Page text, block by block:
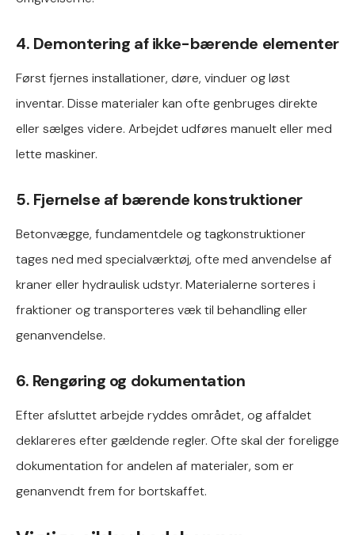
4. Demontering af ikke-bærende elementer
Først fjernes installationer, døre, vinduer og løst
inventar. Disse materialer kan ofte genbruges direkte
eller sælges videre. Arbejdet udføres manuelt eller med
lette maskiner.
5. Fjernelse af bærende konstruktioner
Betonvægge, fundamentdele og tagkonstruktioner
tages ned med specialværktøj, ofte med anvendelse af
kraner eller hydraulisk udstyr. Materialerne sorteres i
fraktioner og transporteres væk til behandling eller
genanvendelse.
6. Rengøring og dokumentation
Efter afsluttet arbejde ryddes området, og affaldet
deklareres efter gældende regler. Ofte skal der foreligge
dokumentation for andelen af materialer, som er
genanvendt frem for bortskaffet.